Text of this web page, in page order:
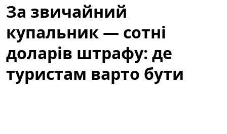
За звичайний
купальник — сотні
доларів штрафу: де
туристам варто бути